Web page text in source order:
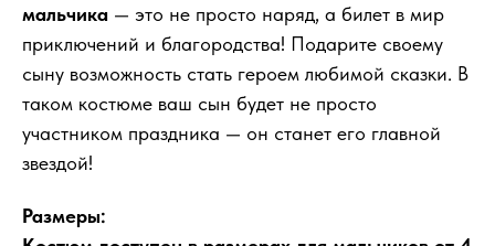
мальчика — это не просто наряд, а билет в мир
приключений и благородства! Подарите своему
сыну возможность стать героем любимой сказки. В
таком костюме ваш сын будет не просто
участником праздника — он станет его главной
звездой!
Размеры: